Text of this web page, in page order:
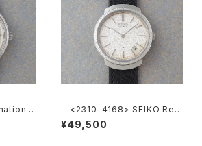
<2310-4168> SEIKO Ref.
2419-0010
¥49,500